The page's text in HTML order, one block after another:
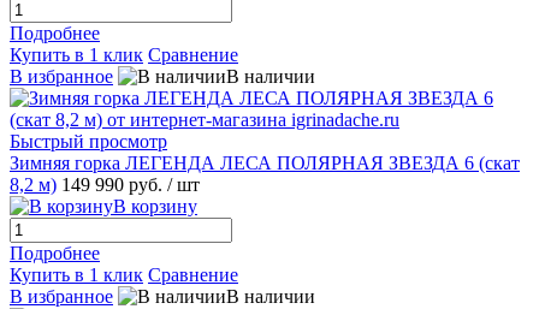
Подробнее
Купить в 1 клик Сравнение
В избранное
В наличии
Быстрый просмотр
Зимняя горка ЛЕГЕНДА ЛЕСА ПОЛЯРНАЯ ЗВЕЗДА 6 (скат
8,2 м) 149 990 руб. / шт
В корзину
Подробнее
Купить в 1 клик Сравнение
В избранное
В наличии